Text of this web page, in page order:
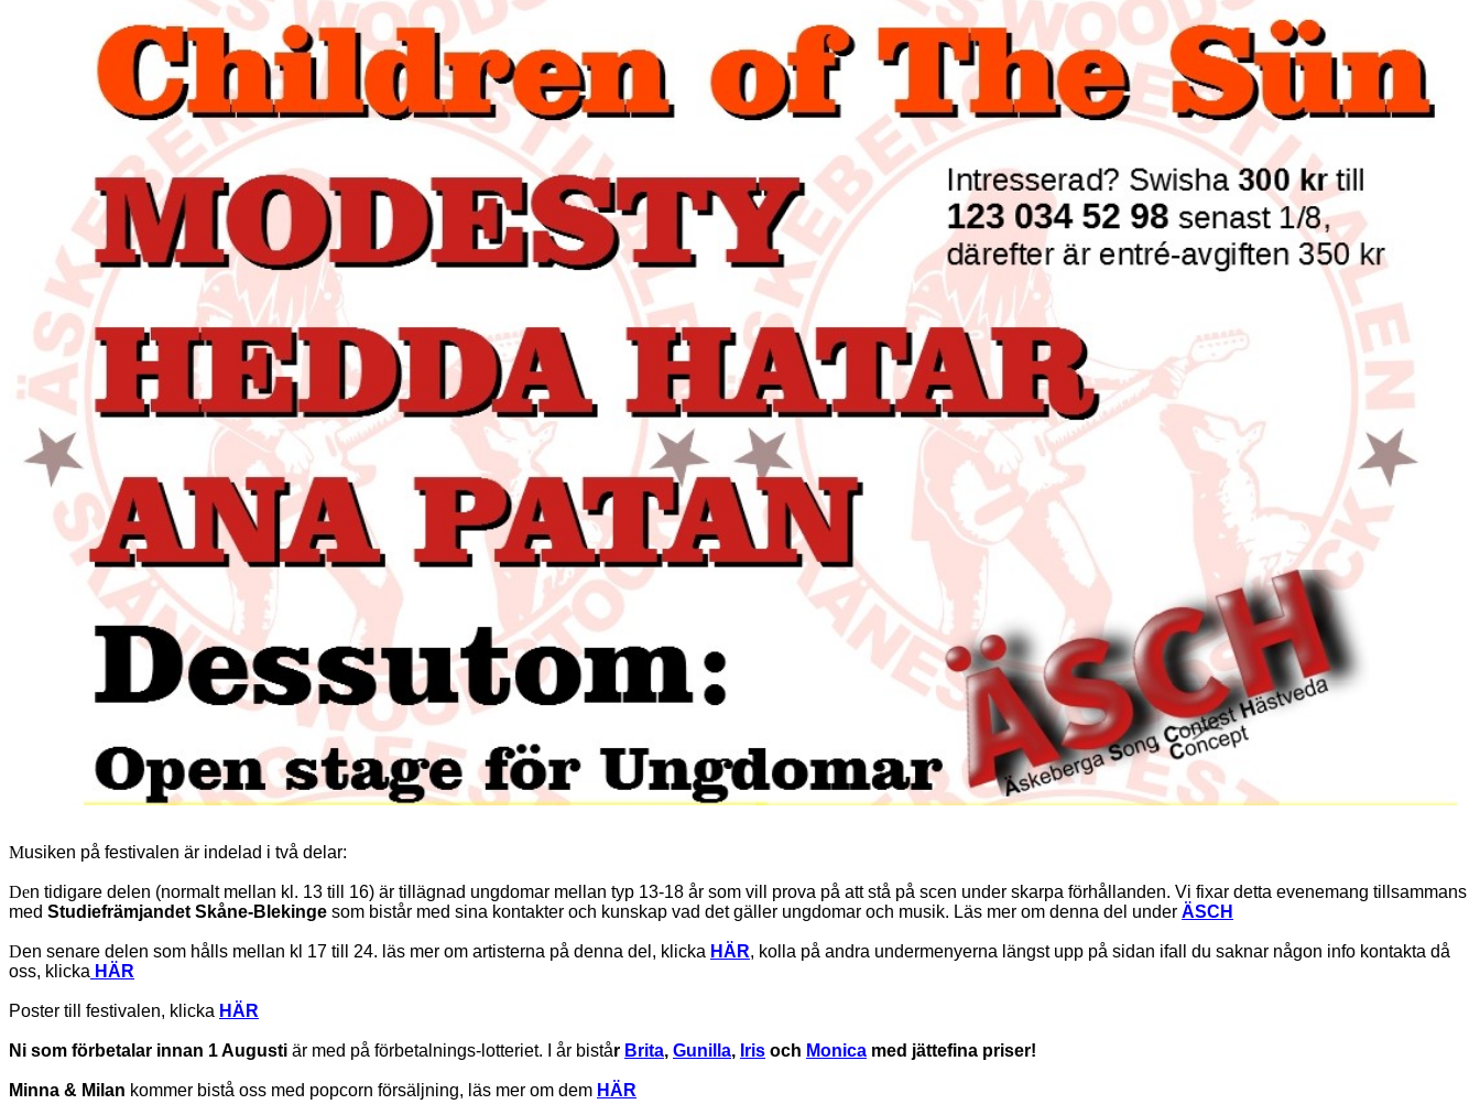
Musiken på festivalen är indelad i två delar:
Den tidigare delen (normalt mellan kl. 13 till 16) är tillägnad ungdomar mellan typ 13-18 år som vill prova på att stå på scen under skarpa förhållanden. Vi fixar detta evenemang tillsammans
med Studiefrämjandet Skåne-Blekinge som bistår med sina kontakter och kunskap vad det gäller ungdomar och musik. Läs mer om denna del under ÄSCH
Den senare delen som hålls mellan kl 17 till 24. läs mer om artisterna på denna del, klicka HÄR, kolla på andra undermenyerna längst upp på sidan ifall du saknar någon info kontakta då
oss, klicka HÄR
Poster till festivalen, klicka HÄR
Ni som förbetalar innan 1 Augusti är med på förbetalnings-lotteriet. I år bistår Brita, Gunilla, Iris och Monica med jättefina priser!
Minna & Milan kommer bistå oss med popcorn försäljning, läs mer om dem HÄR